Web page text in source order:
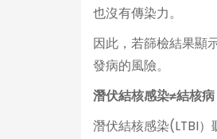
也沒有傳染力。
因此，若篩檢結果顯
發病的風險。
潛伏結核感染≠結核病
潛伏結核感染(LTBI